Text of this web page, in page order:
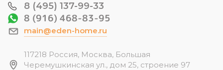
8 (495) 137-99-33
8 (916) 468-83-95
main@eden-home.ru
117218 Россия, Москва, Большая
Черемушкинская ул., дом 25, строение 97